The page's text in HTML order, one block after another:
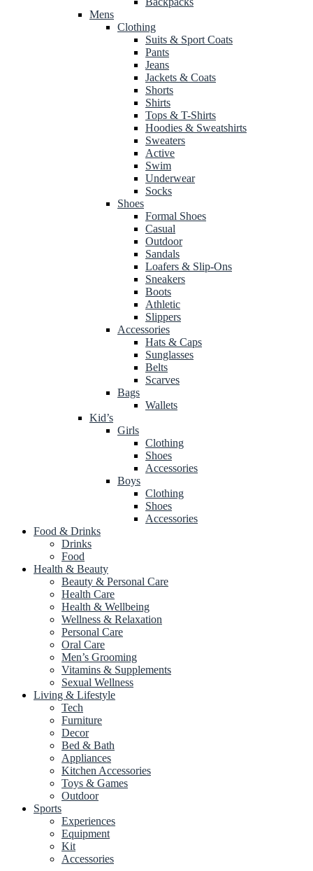
Mens
Clothing
Suits & Sport Coats
Pants
Jeans
Jackets & Coats
Shorts
Shirts
Tops & T-Shirts
Hoodies & Sweatshirts
Sweaters
Active
Swim
Underwear
Socks
Shoes
Formal Shoes
Casual
Outdoor
Sandals
Loafers & Slip-Ons
Sneakers
Boots
Athletic
Slippers
Accessories
Hats & Caps
Sunglasses
Belts
Scarves
Bags
Wallets
Kid’s
Girls
Clothing
Shoes
Accessories
Boys
Clothing
Shoes
Accessories
Food & Drinks
Drinks
Food
Health & Beauty
Beauty & Personal Care
Health Care
Health & Wellbeing
Wellness & Relaxation
Personal Care
Oral Care
Men’s Grooming
Vitamins & Supplements
Sexual Wellness
Living & Lifestyle
Tech
Furniture
Decor
Bed & Bath
Appliances
Kitchen Accessories
Toys & Games
Outdoor
Sports
Experiences
Equipment
Kit
Accessories